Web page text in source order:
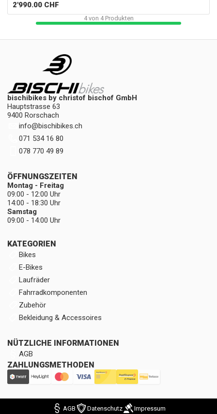
2'990.00 CHF
4von 4Produkten
bischibikes by christof bischof GmbH
Hauptstrasse 63
9400 Rorschach
info@bischibikes.ch
071 534 16 80
078 770 49 89
KATEGORIEN
Bikes
E-Bikes
Laufräder
Fahrradkomponenten
Zubehör
Bekleidung & Accessoires
NÜTZLICHE INFORMATIONEN
AGB
ZAHLUNGSMETHODEN
ÖFFNUNGSZEITEN
Montag - Freitag
09:00 - 12:00 Uhr
14:00 - 18:30 Uhr
Samstag
09:00 - 14:00 Uhr
AGB Datenschutz Impressum